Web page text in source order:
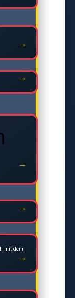
mit dem